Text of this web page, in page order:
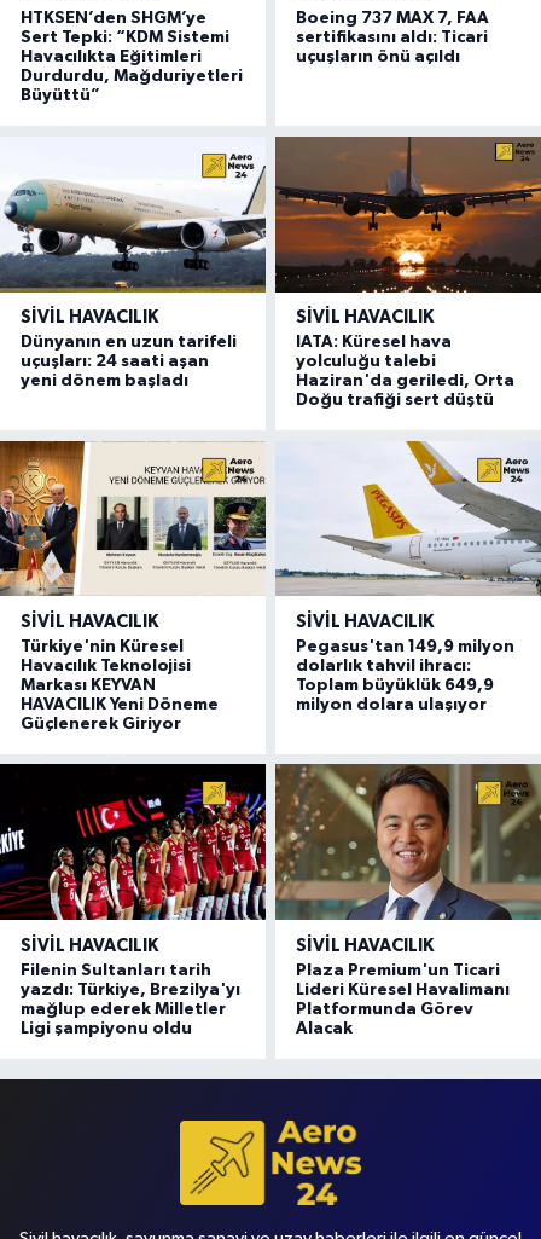
HTKSEN’den SHGM’ye
Sert Tepki: “KDM Sistemi
Havacılıkta Eğitimleri
Durdurdu, Mağduriyetleri
Büyüttü”
Boeing 737 MAX 7, FAA
sertifikasını aldı: Ticari
uçuşların önü açıldı
SIVIL HAVACILIK
Dünyanın en uzun tarifeli
uçuşları: 24 saati aşan
yeni dönem başladı
SIVIL HAVACILIK
IATA: Küresel hava
yolculuğu talebi
Haziran'da geriledi, Orta
Doğu trafiği sert düştü
SIVIL HAVACILIK
Türkiye'nin Küresel
Havacılık Teknolojisi
Markası KEYVAN
HAVACILIK Yeni Döneme
Güçlenerek Giriyor
SIVIL HAVACILIK
Pegasus'tan 149,9 milyon
dolarlık tahvil ihracı:
Toplam büyüklük 649,9
milyon dolara ulaşıyor
SIVIL HAVACILIK
Filenin Sultanları tarih
yazdı: Türkiye, Brezilya'yı
mağlup ederek Milletler
Ligi şampiyonu oldu
SIVIL HAVACILIK
Plaza Premium'un Ticari
Lideri Küresel Havalimanı
Platformunda Görev
Alacak